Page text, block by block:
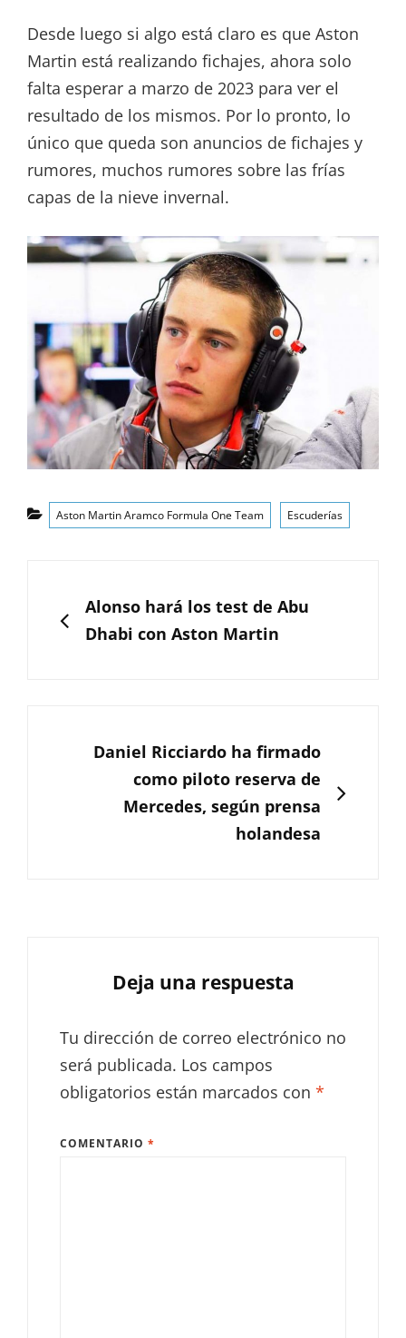
Desde luego si algo está claro es que Aston
Martin está realizando fichajes, ahora solo
falta esperar a marzo de 2023 para ver el
resultado de los mismos. Por lo pronto, lo
único que queda son anuncios de fichajes y
rumores, muchos rumores sobre las frías
capas de la nieve invernal.
Categorías
Aston Martin Aramco Formula One Team Escuderías
entradas
ANTERIOR
Alonso hará los test de Abu
Dhabi con Aston Martin
SIGUIENTE
Daniel Ricciardo ha firmado
como piloto reserva de
Mercedes, según prensa
holandesa
Deja una respuesta
Tu dirección de correo electrónico no
será publicada. Los campos
obligatorios están marcados con *
COMENTARIO *